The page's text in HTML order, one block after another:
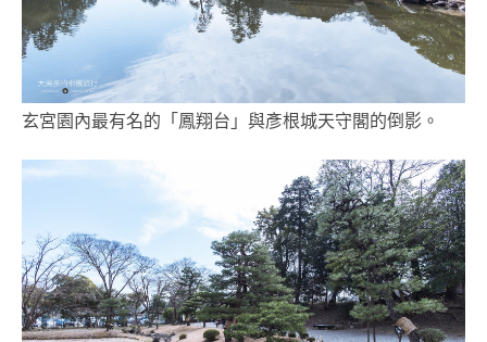
玄宮園內最有名的「鳳翔台」與彥根城天守閣的倒影。